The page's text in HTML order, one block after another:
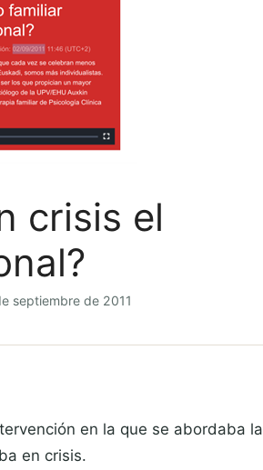
crisis el
septiembre de 2011
en la que se abordaba la
en crisis.